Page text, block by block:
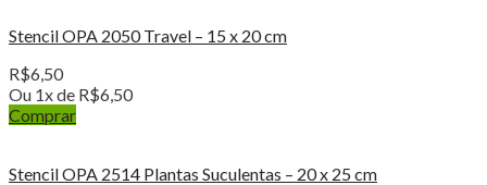
Stencil OPA 2050 Travel – 15 x 20 cm
R$6,50
Ou 1x de R$6,50
Comprar
Stencil OPA 2514 Plantas Suculentas – 20 x 25 cm